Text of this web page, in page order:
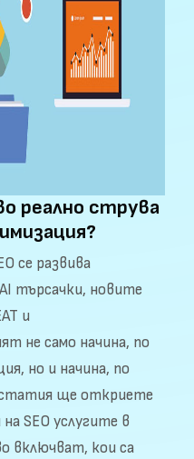
реално струва
се развива
търсачки, новите
и
не само начина, по
но и начина, по
статия ще откриете
SEO услугите в
включват, кои са